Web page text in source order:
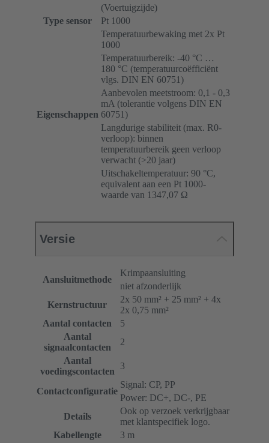
(Voertuigzijde)
Type sensor
Pt 1000
Eigenschappen
Temperatuurbewaking met 2x Pt
1000
Temperatuurbereik: -40 °C …
180 °C (temperatuurcoëfficiënt
vlgs. DIN EN 60751)
Aanbevolen meetstroom: 0,1 - 0,3
mA (tolerantie volgens DIN EN
60751)
Langdurige stabiliteit (max. R0-
verloop): binnen
temperatuurbereik geen verloop
verwacht (>20 jaar)
Uitschakeltemperatuur: 90 °C,
equivalent aan een Pt 1000-
waarde van 1347,07 Ω
Versie
Aansluitmethode
Krimpaansluiting
niet afzonderlijk
Kernstructuur
2x 50 mm² + 25 mm² + 4x
2x 0,75 mm²
Aantal contacten
5
Aantal
signaalcontacten
2
Aantal
voedingscontacten
3
Contactconfiguratie
Signal: CP, PP
Power: DC+, DC-, PE
Details
Ook op verzoek verkrijgbaar
met klantspecifiek logo.
Kabellengte
3 m